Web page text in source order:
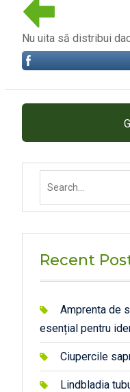
Nu uita să distribui
Recent
Amprenta de
esențial pentru
Ciupercile
Lindbladia